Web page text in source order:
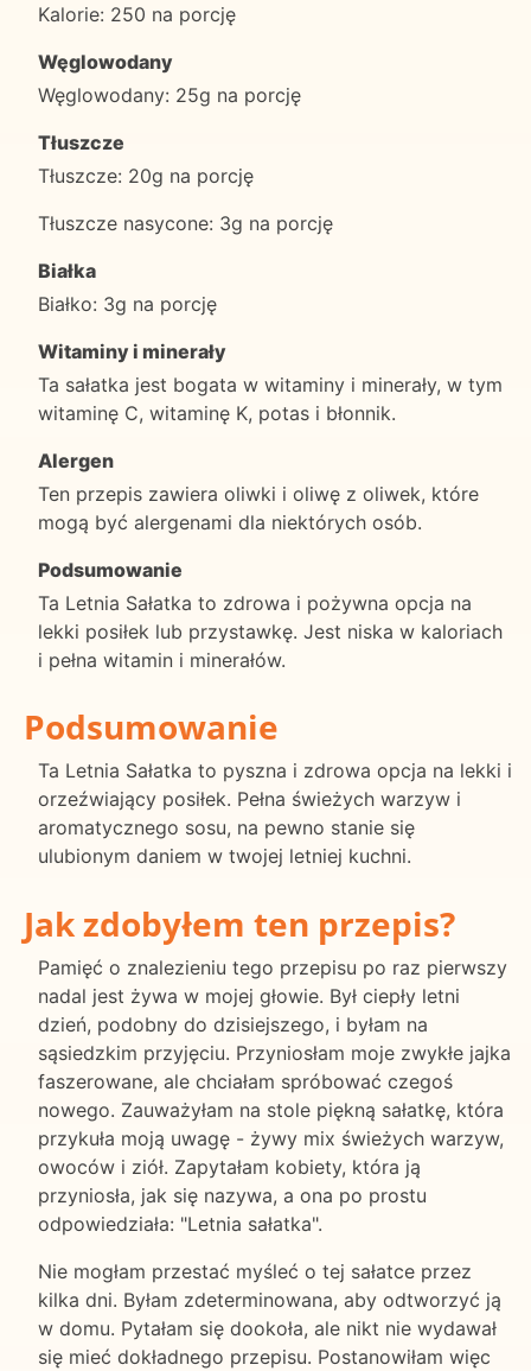
Kalorie: 250 na porcję
Węglowodany
Węglowodany: 25g na porcję
Tłuszcze
Tłuszcze: 20g na porcję
Tłuszcze nasycone: 3g na porcję
Białka
Białko: 3g na porcję
Witaminy i minerały
Ta sałatka jest bogata w witaminy i minerały, w tym
witaminę C, witaminę K, potas i błonnik.
Alergen
Ten przepis zawiera oliwki i oliwę z oliwek, które
mogą być alergenami dla niektórych osób.
Podsumowanie
Ta Letnia Sałatka to zdrowa i pożywna opcja na
lekki posiłek lub przystawkę. Jest niska w kaloriach
i pełna witamin i minerałów.
Podsumowanie
Ta Letnia Sałatka to pyszna i zdrowa opcja na lekki i
orzeźwiający posiłek. Pełna świeżych warzyw i
aromatycznego sosu, na pewno stanie się
ulubionym daniem w twojej letniej kuchni.
Jak zdobyłem ten przepis?
Pamięć o znalezieniu tego przepisu po raz pierwszy
nadal jest żywa w mojej głowie. Był ciepły letni
dzień, podobny do dzisiejszego, i byłam na
sąsiedzkim przyjęciu. Przyniosłam moje zwykłe jajka
faszerowane, ale chciałam spróbować czegoś
nowego. Zauważyłam na stole piękną sałatkę, która
przykuła moją uwagę - żywy mix świeżych warzyw,
owoców i ziół. Zapytałam kobiety, która ją
przyniosła, jak się nazywa, a ona po prostu
odpowiedziała: "Letnia sałatka".
Nie mogłam przestać myśleć o tej sałatce przez
kilka dni. Byłam zdeterminowana, aby odtworzyć ją
w domu. Pytałam się dookoła, ale nikt nie wydawał
się mieć dokładnego przepisu. Postanowiłam więc